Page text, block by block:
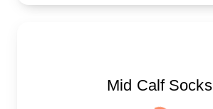
Mid Calf Socks